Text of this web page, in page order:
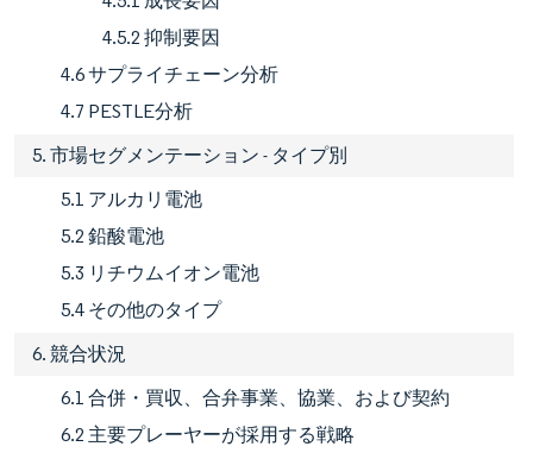
4.5.2 抑制要因
4.6 サプライチェーン分析
4.7 PESTLE分析
5. 市場セグメンテーション - タイプ別
5.1 アルカリ電池
5.2 鉛酸電池
5.3 リチウムイオン電池
5.4 その他のタイプ
6. 競合状況
6.1 合併・買収、合弁事業、協業、および契約
6.2 主要プレーヤーが採用する戦略